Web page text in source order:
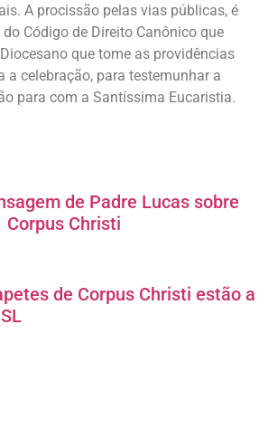
A procissão pelas vias públicas, é
Código de Direito Canônico que
que tome as providências
a celebração, para testemunhar a
para com a Santíssima Eucaristia.
de Padre Lucas sobre
Corpus Christi
de Corpus Christi estão a